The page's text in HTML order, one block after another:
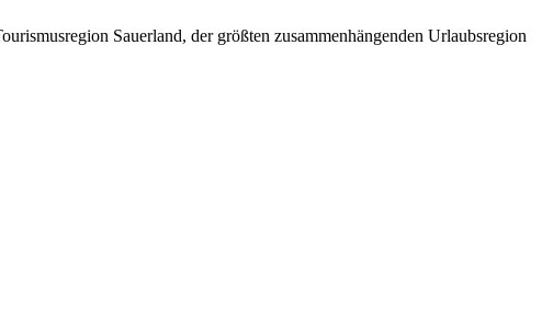
Sauerland, der größten zusammenhängenden Urlaubsregion